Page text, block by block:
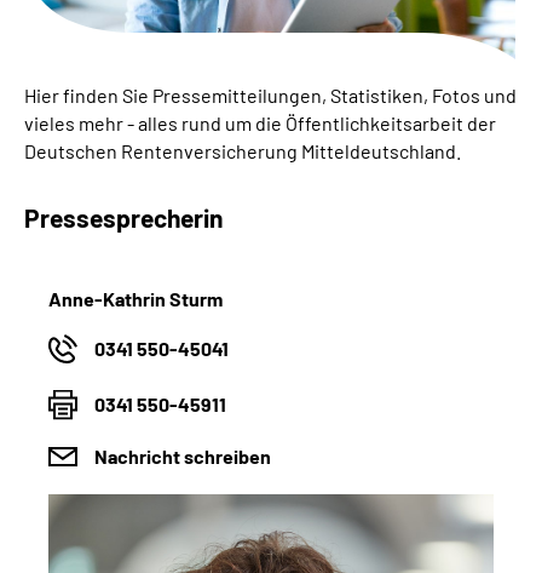
Inhalte in Gebärdensprache (DGS)
Suche
Hier finden Sie Pressemitteilungen, Statistiken, Fotos und
vieles mehr - alles rund um die Öffentlichkeitsarbeit der
Deutschen Rentenversicherung Mitteldeutschland.
Pressesprecherin
Anne-Kathrin Sturm
0341 550-45041
0341 550-45911
Nachricht schreiben